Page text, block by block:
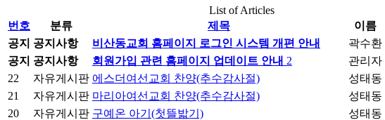
List of Articles
번호
분류 제목 이름
공지 공지사항 비산동교회 홈페이지 로그인 시스템 개편 안내 곽수환
공지 공지사항 회원가입 관련 홈페이지 업데이트 안내 2 관리자
22
자유게시판 에스더여선교회 찬양(추수감사절) 성태동
21
자유게시판 마리아여선교회 찬양(추수감사절) 성태동
20
자유게시판 구예온 아기(첫뜰밟기) 성태동